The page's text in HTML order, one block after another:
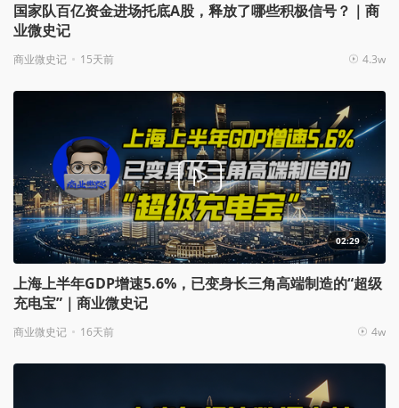
国家队百亿资金进场托底A股，释放了哪些积极信号？｜商
业微史记
商业微史记 15天前 4.3w
02:29
上海上半年GDP增速5.6%，已变身长三角高端制造的“超级
充电宝”｜商业微史记
商业微史记 16天前 4w